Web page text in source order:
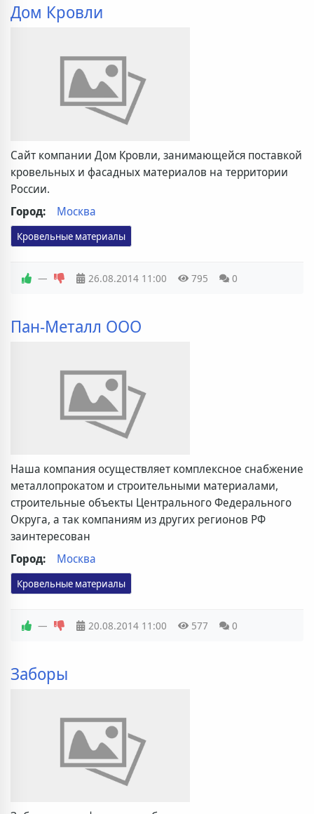
Дом Кровли
Сайт компании Дом Кровли, занимающейся поставкой
кровельных и фасадных материалов на территории
России.
Город:
Москва
Кровельные материалы
— 26.08.2014 11:00 795 0
Пан-Металл ООО
Наша компания осуществляет комплексное снабжение
металлопрокатом и строительными материалами,
строительные объекты Центрального Федерального
Округа, а так компаниям из других регионов РФ
заинтересован
Город:
Москва
Кровельные материалы
— 20.08.2014 11:00 577 0
Заборы